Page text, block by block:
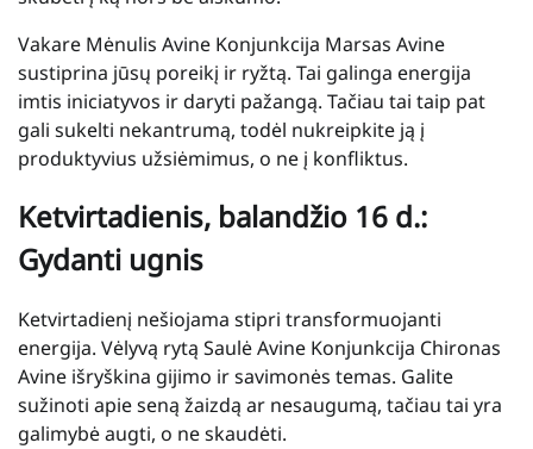
Vakare Mėnulis Avine Konjunkcija Marsas Avine
sustiprina jūsų poreikį ir ryžtą. Tai galinga energija
imtis iniciatyvos ir daryti pažangą. Tačiau tai taip pat
gali sukelti nekantrumą, todėl nukreipkite ją į
produktyvius užsiėmimus, o ne į konfliktus.
Ketvirtadienis, balandžio 16 d.:
Gydanti ugnis
Ketvirtadienį nešiojama stipri transformuojanti
energija. Vėlyvą rytą Saulė Avine Konjunkcija Chironas
Avine išryškina gijimo ir savimonės temas. Galite
sužinoti apie seną žaizdą ar nesaugumą, tačiau tai yra
galimybė augti, o ne skaudėti.